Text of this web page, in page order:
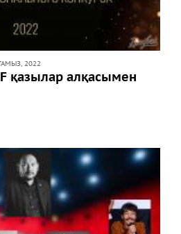
2022
қазылар алқасымен